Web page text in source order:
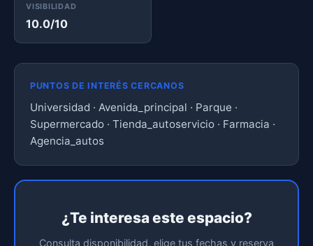
VISIBILIDAD
10.0/10
PUNTOS DE INTERÉS CERCANOS
Universidad · Avenida_principal · Parque ·
Supermercado · Tienda_autoservicio · Farmacia ·
Agencia_autos
¿Te interesa este espacio?
Consulta disponibilidad, elige tus fechas y reserva